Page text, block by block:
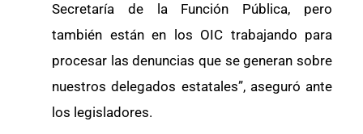
Secretaría de la Función Pública, pero
también están en los OIC trabajando para
procesar las denuncias que se generan sobre
nuestros delegados estatales”, aseguró ante
los legisladores.